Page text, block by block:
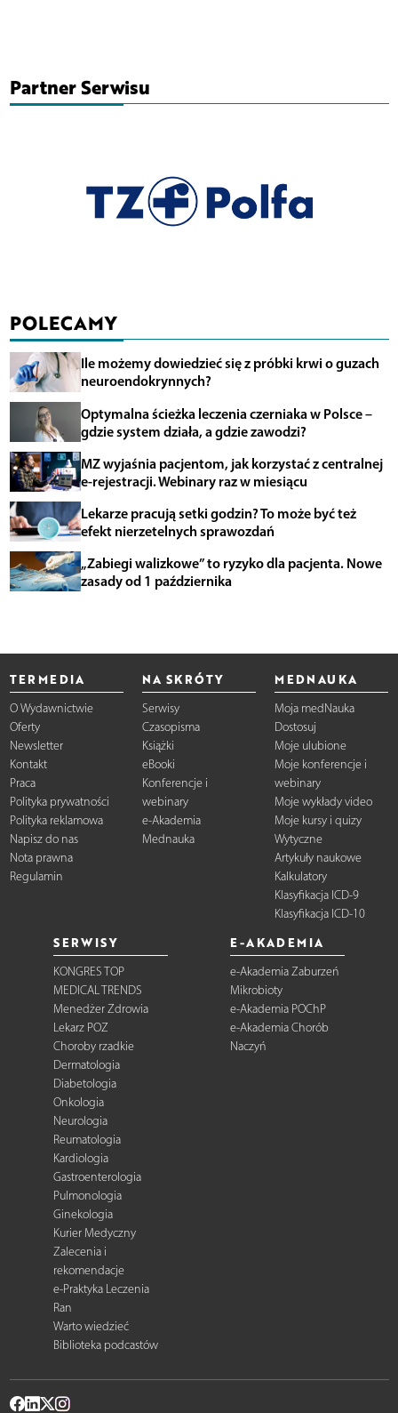
Partner Serwisu
POLECAMY
Ile możemy dowiedzieć się z próbki krwi o guzach
neuroendokrynnych?
Optymalna ścieżka leczenia czerniaka w Polsce –
gdzie system działa, a gdzie zawodzi?
MZ wyjaśnia pacjentom, jak korzystać z centralnej
e-rejestracji. Webinary raz w miesiącu
Lekarze pracują setki godzin? To może być też
efekt nierzetelnych sprawozdań
„Zabiegi walizkowe” to ryzyko dla pacjenta. Nowe
zasady od 1 października
TERMEDIA
O Wydawnictwie
Oferty
Newsletter
Kontakt
Praca
Polityka prywatności
Polityka reklamowa
Napisz do nas
Nota prawna
Regulamin
NA SKRÓTY
Serwisy
Czasopisma
Książki
eBooki
Konferencje i
webinary
e-Akademia
Mednauka
MEDNAUKA
Moja medNauka
Dostosuj
Moje ulubione
Moje konferencje i
webinary
Moje wykłady video
Moje kursy i quizy
Wytyczne
Artykuły naukowe
Kalkulatory
Klasyfikacja ICD-9
Klasyfikacja ICD-10
SERWISY
KONGRES TOP
MEDICAL TRENDS
Menedżer Zdrowia
Lekarz POZ
Choroby rzadkie
Dermatologia
Diabetologia
Onkologia
Neurologia
Reumatologia
Kardiologia
Gastroenterologia
Pulmonologia
Ginekologia
Kurier Medyczny
Zalecenia i
rekomendacje
e-Praktyka Leczenia
Ran
Warto wiedzieć
Biblioteka podcastów
E-AKADEMIA
e-Akademia Zaburzeń
Mikrobioty
e-Akademia POChP
e-Akademia Chorób
Naczyń